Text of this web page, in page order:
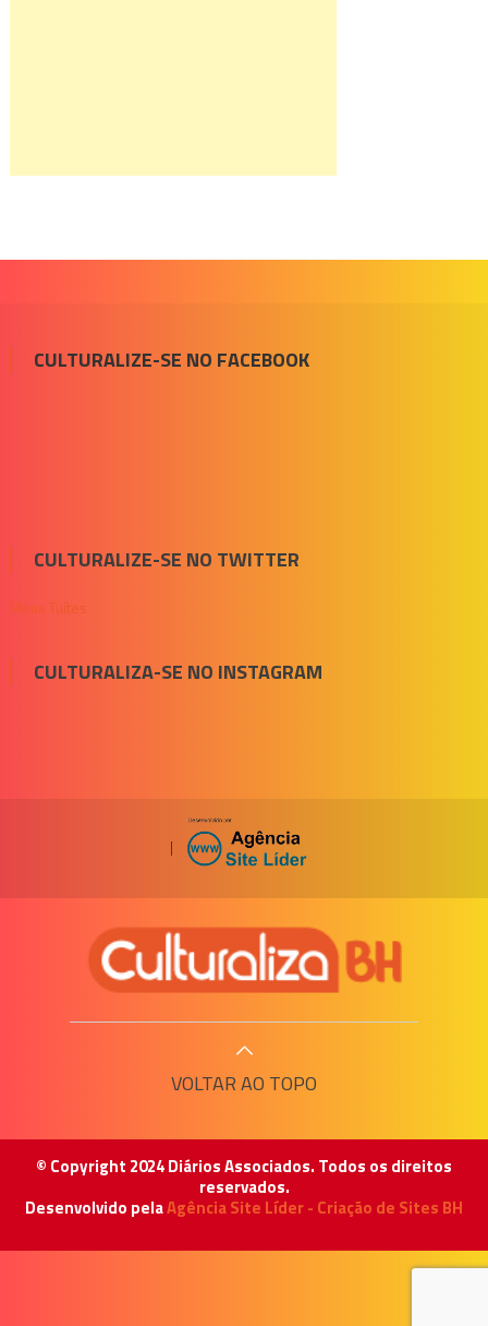
CULTURALIZE-SE NO FACEBOOK
CULTURALIZE-SE NO TWITTER
Meus Tuítes
CULTURALIZA-SE NO INSTAGRAM
|
VOLTAR AO TOPO
© Copyright 2024 Diários Associados. Todos os direitos
reservados.
Desenvolvido pelaAgência Site Líder - Criação de Sites BH